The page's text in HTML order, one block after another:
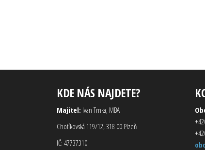
KDE NÁS NAJDETE?
Majitel: Ivan Trnka, MBA
Chotíkovská 119/12, 318 00 Plzeň
IČ: 47737310